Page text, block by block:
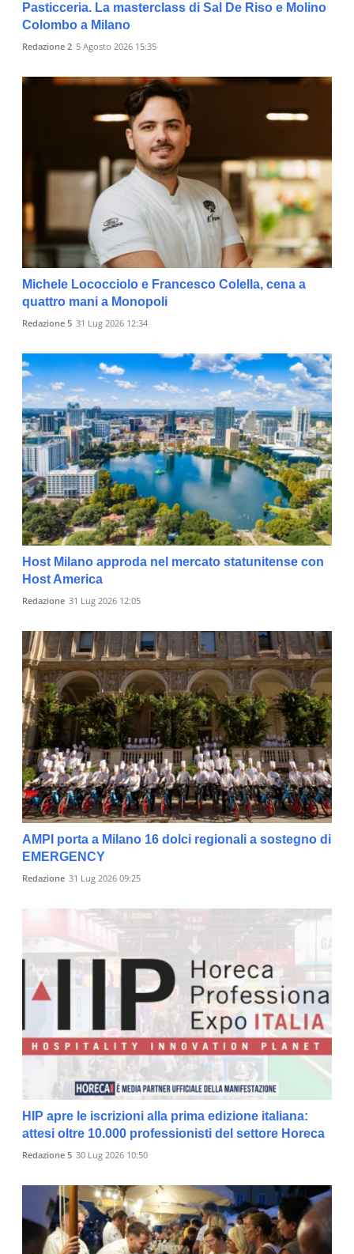
Pasticceria. La masterclass di Sal De Riso e Molino
Colombo a Milano
Redazione 2 5 Agosto 2026 15:35
Michele Lococciolo e Francesco Colella, cena a
quattro mani a Monopoli
Redazione 5 31 Lug 2026 12:34
Host Milano approda nel mercato statunitense con
Host America
Redazione 31 Lug 2026 12:05
AMPI porta a Milano 16 dolci regionali a sostegno di
EMERGENCY
Redazione 31 Lug 2026 09:25
HIP apre le iscrizioni alla prima edizione italiana:
attesi oltre 10.000 professionisti del settore Horeca
Redazione 5 30 Lug 2026 10:50